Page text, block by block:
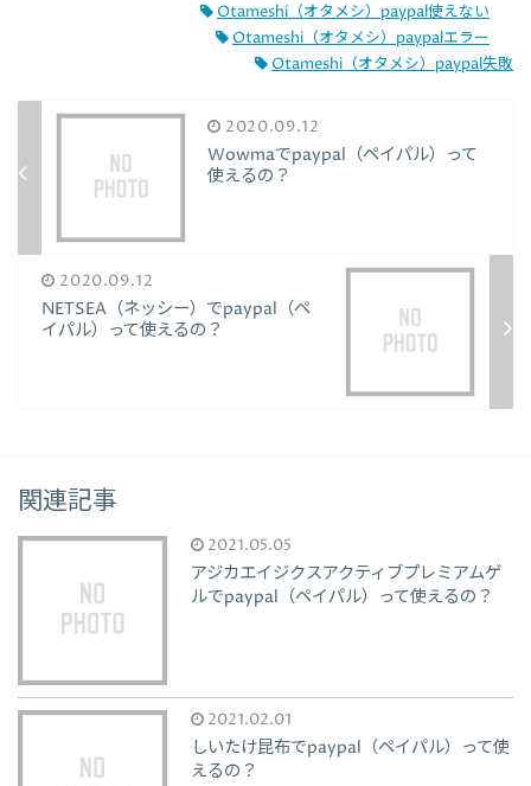
Otameshi（オタメシ）paypal使えない
Otameshi（オタメシ）paypalエラー
Otameshi（オタメシ）paypal失敗
2020.09.12
Wowmaでpaypal（ペイパル）って
使えるの？
2020.09.12
NETSEA（ネッシー）でpaypal（ペ
イパル）って使えるの？
関連記事
2021.05.05
アジカエイジクスアクティブプレミアムゲ
ルでpaypal（ペイパル）って使えるの？
2021.02.01
しいたけ昆布でpaypal（ペイパル）って使
えるの？